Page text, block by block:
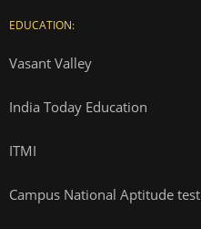
EDUCATION:
Vasant Valley
India Today Education
ITMI
Campus National Aptitude test